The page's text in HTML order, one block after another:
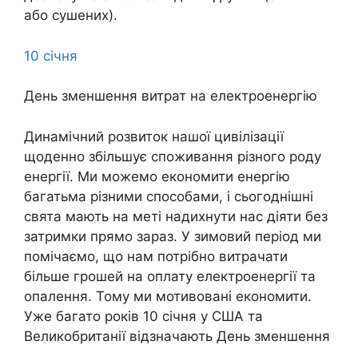
або сушених).
10 січня
День зменшення витрат на електроенергію
Динамічний розвиток нашої цивілізації
щоденно збільшує споживання різного роду
енергії. Ми можемо економити енергію
багатьма різними способами, і сьогоднішні
свята мають на меті надихнути нас діяти без
затримки прямо зараз. У зимовий період ми
помічаємо, що нам потрібно витрачати
більше грошей на оплату електроенергії та
опалення. Тому ми мотивовані економити.
Уже багато років 10 січня у США та
Великобританії відзначають День зменшення